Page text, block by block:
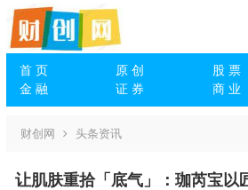
首 页 原 创 股 票
金 融
证 券 商 业
财创网 头条资讯
让肌肤重拾「底气」：珈芮宝以